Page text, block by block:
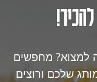
למצוא? מחפשים
שלכם ורוצים